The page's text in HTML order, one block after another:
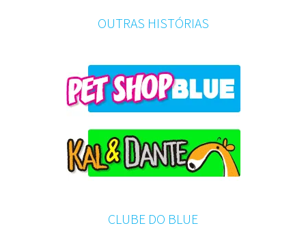
OUTRAS HISTÓRIAS
CLUBE DO BLUE